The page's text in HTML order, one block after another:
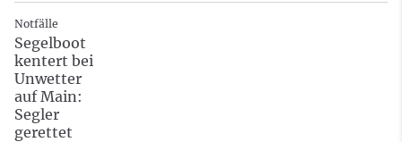
Notfälle
Segelboot
kentert bei
Unwetter
auf Main:
Segler
gerettet